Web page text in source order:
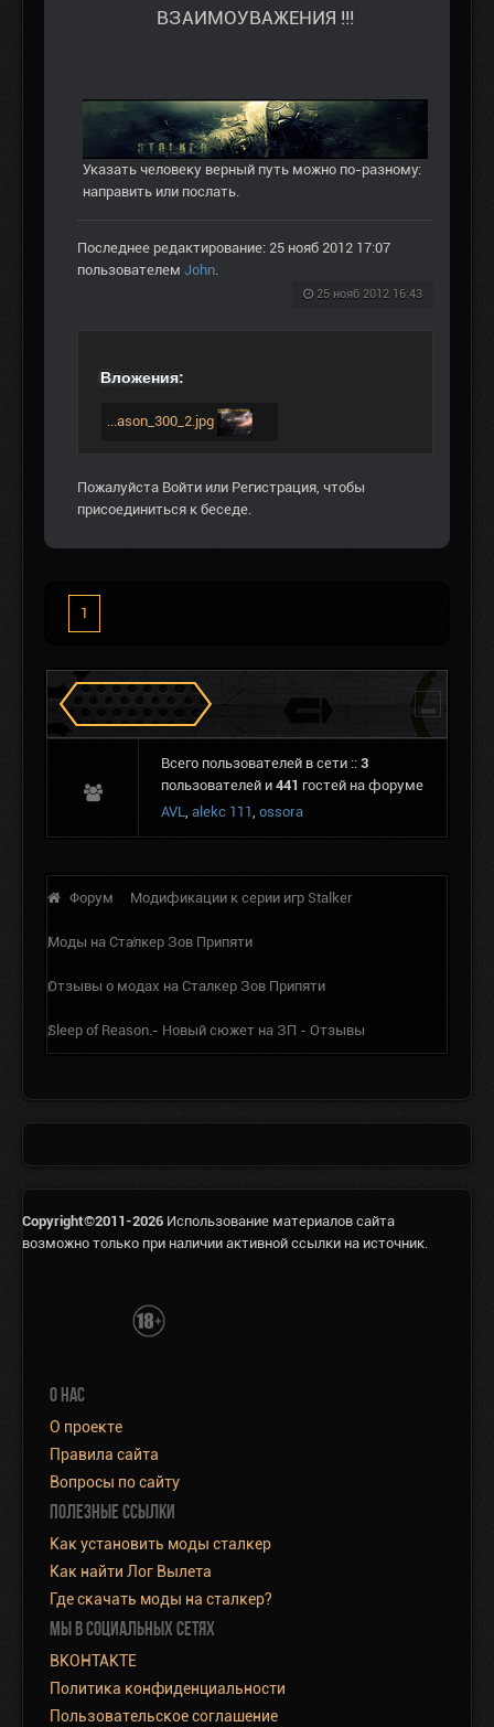
ВЗАИМОУВАЖЕНИЯ !!!
Указать человеку верный путь можно по-разному:
направить или послать.
Последнее редактирование: 25 нояб 2012 17:07
пользователем John
25 нояб 2012 16:43
Вложения:
...ason_300_2.jpg
Пожалуйста Войти или Регистрация, чтобы
присоединиться к беседе.
1
Сталкеров в Зоне
Всего пользователей в сети :: 3
пользователей и 441 гостей на форуме
AVL, alekc 111, ossora
Форум Модификации к серии игр Stalker
Моды на Сталкер Зов Припяти
Отзывы о модах на Сталкер Зов Припяти
Sleep of Reason.- Новый сюжет на ЗП - Отзывы
Copyright©2011-2026 Использование материалов сайта
возможно только при наличии активной ссылки на источник.
О НАС
О проекте
Правила сайта
Вопросы по сайту
ПОЛЕЗНЫЕ ССЫЛКИ
Как установить моды сталкер
Как найти Лог Вылета
Где скачать моды на сталкер?
МЫ В СОЦИАЛЬНЫХ СЕТЯХ
ВКОНТАКТЕ
Политика конфиденциальности
Пользовательское соглашение